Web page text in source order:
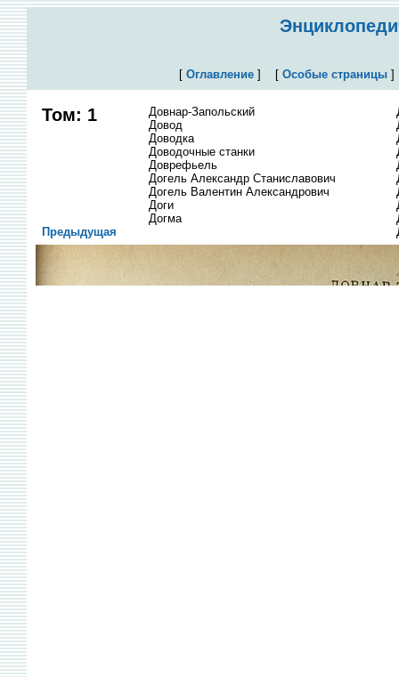
[ Оглавление] [ Особые страницы
Том: 1
Довнар-Запольский
Довод
Доводка
Доводочные станки
Доврефьель
Догель Александр Станиславович
Догель Валентин Александрович
Доги
Догма
Предыдущая